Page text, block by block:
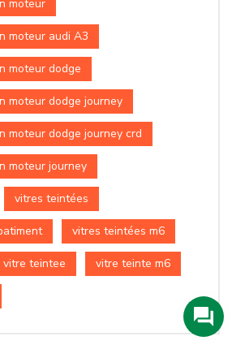
moteur
moteur audi A3
moteur dodge
moteur dodge journey
moteur dodge journey crd
moteur journey
vitres teintées
vitres teintées m6
vitre teintee vitre teinte m6